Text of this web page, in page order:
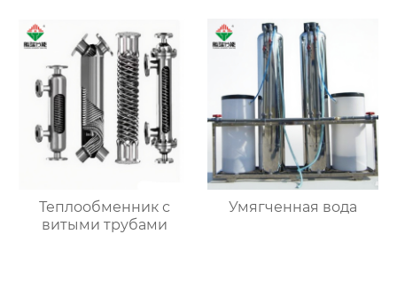
Теплообменник с
витыми трубами
Умягченная вода